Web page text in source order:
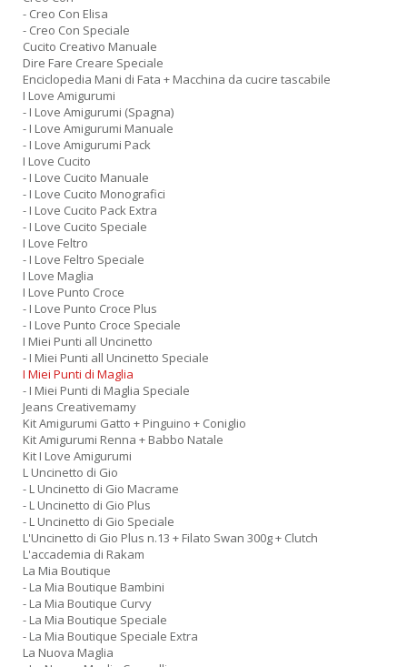
- Creo Con Elisa
- Creo Con Speciale
Cucito Creativo Manuale
Dire Fare Creare Speciale
Enciclopedia Mani di Fata + Macchina da cucire tascabile
I Love Amigurumi
- I Love Amigurumi (Spagna)
- I Love Amigurumi Manuale
- I Love Amigurumi Pack
I Love Cucito
- I Love Cucito Manuale
- I Love Cucito Monografici
- I Love Cucito Pack Extra
- I Love Cucito Speciale
I Love Feltro
- I Love Feltro Speciale
I Love Maglia
I Love Punto Croce
- I Love Punto Croce Plus
- I Love Punto Croce Speciale
I Miei Punti all Uncinetto
- I Miei Punti all Uncinetto Speciale
I Miei Punti di Maglia
- I Miei Punti di Maglia Speciale
Jeans Creativemamy
Kit Amigurumi Gatto + Pinguino + Coniglio
Kit Amigurumi Renna + Babbo Natale
Kit I Love Amigurumi
L Uncinetto di Gio
- L Uncinetto di Gio Macrame
- L Uncinetto di Gio Plus
- L Uncinetto di Gio Speciale
L'Uncinetto di Gio Plus n.13 + Filato Swan 300g + Clutch
L'accademia di Rakam
La Mia Boutique
- La Mia Boutique Bambini
- La Mia Boutique Curvy
- La Mia Boutique Speciale
- La Mia Boutique Speciale Extra
La Nuova Maglia